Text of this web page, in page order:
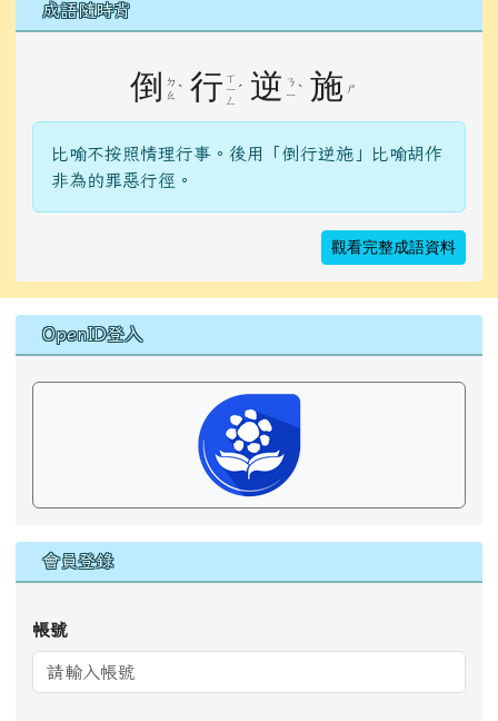
成語隨時背
倒
ㄉ
ㄠ ˋ 行 ㄒ
ㄧ
ㄥ
ˊ 逆 ㄋ
ㄧ ˋ 施 ㄕ
比喻不按照情理行事。後用「倒行逆施」比喻胡作
非為的罪惡行徑。
觀看完整成語資料
右邊區域內容
OpenID登入
會員登錄
帳號